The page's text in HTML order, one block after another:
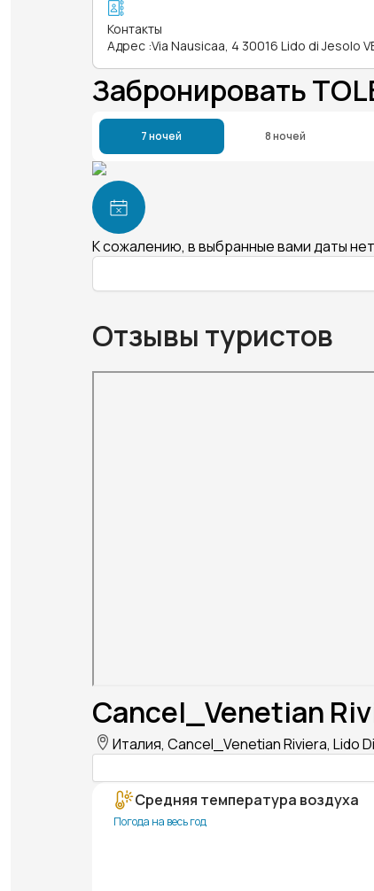
Контакты
Адрес :Via Nausicaa, 4 30016 Lido di Jesolo
Забронировать
7 ночей 8 ночей
К сожалению, в выбранные вами даты
Отзывы туристов
Cancel_Venetian
Италия, Cancel_Venetian Riviera, Lido
Средняя температура воздуха
Погода на весь год